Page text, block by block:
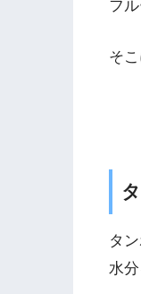
フ
そ
タ
水分